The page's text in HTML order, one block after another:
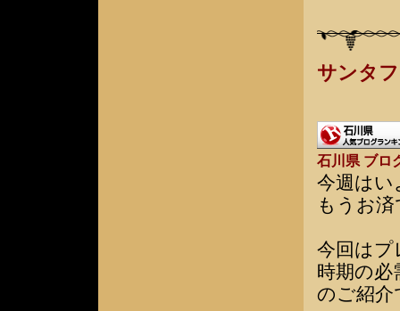
サンタ
石川県 ブロ
今週はい
もうお
今回は
時期の
のご紹介